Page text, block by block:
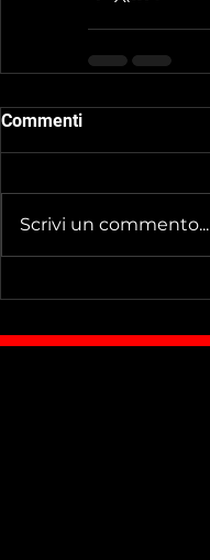
Commenti
Scrivi un commento...